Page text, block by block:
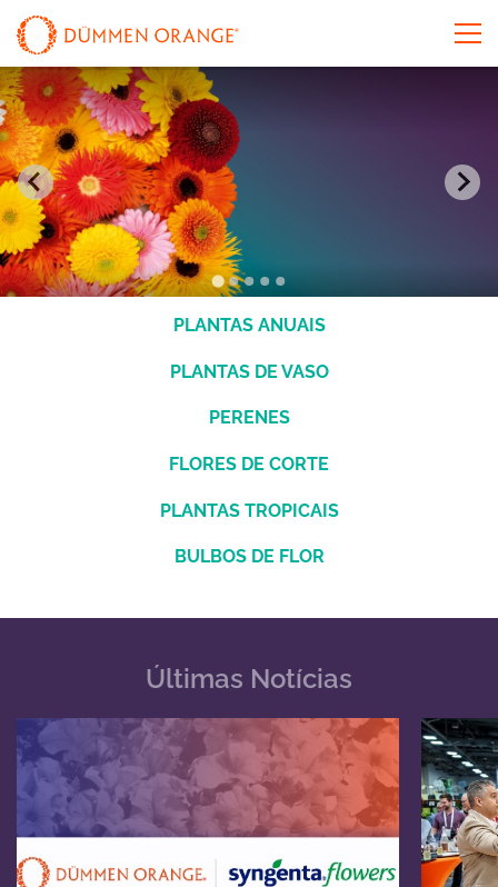
PLANTAS ANUAIS
PLANTAS DE VASO
PERENES
FLORES DE CORTE
PLANTAS TROPICAIS
BULBOS DE FLOR
Últimas Notícias